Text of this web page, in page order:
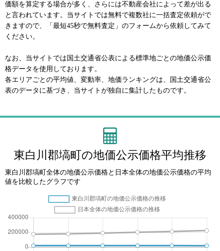
価額を算定する場合が多く、さらには不動産会社によって差が出る
と言われています。当サイトでは無料で複数社に一括査定依頼がで
きますので、「最短45秒で無料査定」のフォームから依頼してみて
ください。
なお、当サイトでは国土交通省公表による標準地ごとの地価公示価
格データを使用しております。
各エリアごとの平均値、変動率、地価ランキングは、国土交通省公
表のデータに基づき、当サイトが独自に集計したものです。
東白川郡塙町の地価公示価格平均推移
東白川郡塙町全体の地価公示価格と日本全体の地価公示価格の平均
値を比較したグラフです